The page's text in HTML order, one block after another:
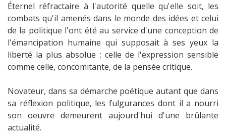
Éternel réfractaire à l'autorité quelle qu'elle soit, les
combats qu'il amenés dans le monde des idées et celui
de la politique l'ont été au service d'une conception de
l'émancipation humaine qui supposait à ses yeux la
liberté la plus absolue : celle de l'expression sensible
comme celle, concomitante, de la pensée critique.
Novateur, dans sa démarche poétique autant que dans
sa réflexion politique, les fulgurances dont il a nourri
son oeuvre demeurent aujourd'hui d'une brûlante
actualité.